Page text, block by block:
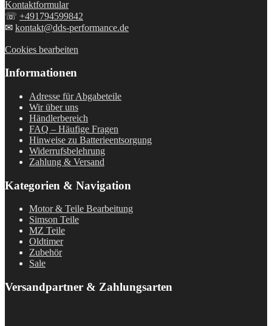
Kontaktformular
☏ +491794599842
✉ kontakt@dds-performance.de
Cookies bearbeiten
Informationen
Adresse für Abgabeteile
Wir über uns
Händlerbereich
FAQ – Häufige Fragen
Hinweise zu Batterieentsorgung
Widerrufsbelehrung
Zahlung & Versand
Kategorien & Navigation
Motor & Teile Bearbeitung
Simson Teile
MZ Teile
Oldtimer
Zubehör
Sale
Versandpartner & Zahlungsarten